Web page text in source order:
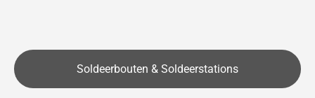
Soldeerbouten & Soldeerstations